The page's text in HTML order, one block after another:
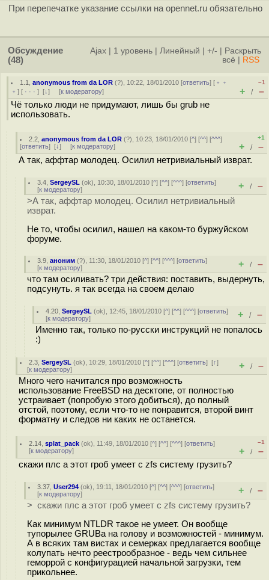
При перепечатке указание ссылки на opennet.ru обязательно
Обсуждение
(48)
Ajax 1 уровень Линейный +/-
Раскрыть
всё
RSS
1.1 ,anonymous from da LOR (?), 10:22, 18/01/2010 [ответить] [ ﹢﹢
﹢ ] [ · · · ] [↓] [к модератору]
–1
+ / –
Чё только люди не придумают, лишь бы grub не
использовать.
2.2 ,anonymous from da LOR (?), 10:23, 18/01/2010 [^] [^^] [^^^]
[ответить] [↓] [к модератору]
+1
+ / –
А так, аффтар молодец. Осилил нетривиальный изврат.
3.4 ,SergeySL (ok), 10:30, 18/01/2010 [^] [^^] [^^^] [ответить]
[к модератору] + / –
>А так, аффтар молодец. Осилил нетривиальный
изврат.
Не то, чтобы осилил, нашел на каком-то буржуйском
форуме.
3.9 ,аноним (?), 11:30, 18/01/2010 [^] [^^] [^^^] [ответить]
[к модератору] + / –
что там осиливать? три действия: поставить, выдернуть,
подсунуть. я так всегда на своем делаю
4.20 ,SergeySL (ok), 12:45, 18/01/2010 [^] [^^] [^^^] [ответить]
[к модератору] + / –
Именно так, только по-русски инструкций не попалось
:)
2.3 ,SergeySL (ok), 10:29, 18/01/2010 [^] [^^] [^^^] [ответить][↑]
[к модератору] + / –
Много чего начитался про возможность
использование FreeBSD на десктопе, от полностью
устраивает (попробую этого добиться), до полный
отстой, поэтому, если что-то не понравится, второй винт
форматну и следов ни каких не останется.
2.14 ,splat_pack (ok), 11:49, 18/01/2010 [^] [^^] [^^^] [ответить]
[к модератору]
–1
+ / –
скажи плс а этот гроб умеет с zfs систему грузить?
3.37 ,User294 (ok), 19:11, 18/01/2010 [^] [^^] [^^^] [ответить]
[к модератору] + / –
> скажи плс а этот гроб умеет с zfs систему грузить?
Как минимум NTLDR такое не умеет. Он вообще
тупорылее GRUBа на голову и возможностей - минимум.
А в всяких там вистах и семерках предлагается вообще
колупать нечто реестрообразное - ведь чем сильнее
геморрой с конфигурацией начальной загрузки, тем
прикольнее.